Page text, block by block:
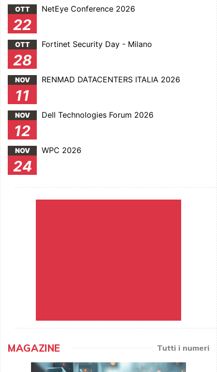
OTT
22
NetEye Conference 2026
OTT
28
Fortinet Security Day - Milano
NOV
11
RENMAD DATACENTERS ITALIA 2026
NOV
12
Dell Technologies Forum 2026
NOV
24
WPC 2026
MAGAZINE Tutti i numeri